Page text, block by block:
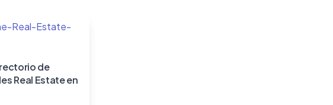
de
Real Estate en